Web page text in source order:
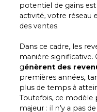
potentiel de gains
activité, votre réseau
des ventes.
Dans ce cadre, les
manière significative.
génèrent des
premières années,
plus de temps à
Toutefois, ce modèle
majeur : il n’y a pas